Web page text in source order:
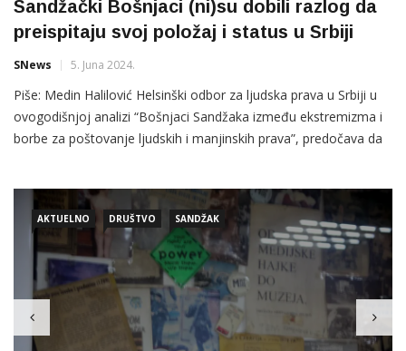
Sandžački Bošnjaci (ni)su dobili razlog da
preispitaju svoj položaj i status u Srbiji
SNews 5. Juna 2024.
Piše: Medin Halilović Helsinški odbor za ljudska prava u Srbiji u
ovogodišnjoj analizi “Bošnjaci Sandžaka između ekstremizma i
borbe za poštovanje ljudskih i manjinskih prava”, predočava da
podrški SDP-a i SPP-a, mogu se ponovo okrenuti drugim
AKTUELNO DRUŠTVO SANDŽAK